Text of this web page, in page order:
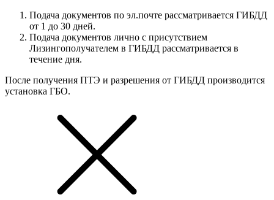
Подача документов по эл.почте рассматривается ГИБДД
от 1 до 30 дней.
Подача документов лично с присутствием
Лизингополучателем в ГИБДД рассматривается в
течение дня.
После получения ПТЭ и разрешения от ГИБДД производится
установка ГБО.